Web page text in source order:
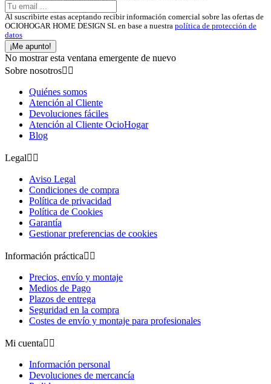
Al suscribirte estas aceptando recibir información comercial sobre las ofertas de
OCIOHOGAR HOME DESIGN SL en base a nuestra política de protección de
datos
¡Me apunto!
No mostrar esta ventana emergente de nuevo
Sobre nosotros 
Quiénes somos
Atención al Cliente
Devoluciones fáciles
Atención al Cliente OcioHogar
Blog
Legal 
Aviso Legal
Condiciones de compra
Política de privacidad
Política de Cookies
Garantía
Gestionar preferencias de cookies
Información práctica 
Precios, envío y montaje
Medios de Pago
Plazos de entrega
Seguridad en la compra
Costes de envío y montaje para profesionales
Mi cuenta 
Información personal
Devoluciones de mercancía